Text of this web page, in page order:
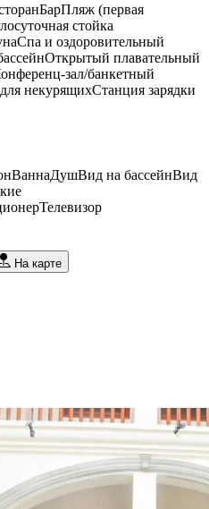
БарПляж (первая
стойка
Спа и оздоровительный
Открытый плавательный
зал/банкетный
некурящихCтанция зарядки
ВаннаДушВид на бассейнВид
Телевизор
На карте